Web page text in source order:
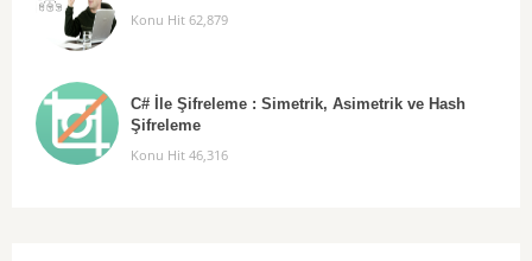
Konu Hit 62,879
C# İle Şifreleme : Simetrik, Asimetrik ve Hash
Şifreleme
Konu Hit 46,316